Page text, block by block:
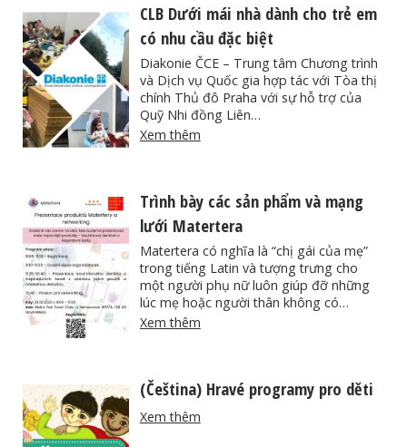
CLB Dưới mái nhà dành cho trẻ em
có nhu cầu đặc biệt
Diakonie ČCE – Trung tâm Chương trình
và Dịch vụ Quốc gia hợp tác với Tòa thị
chính Thủ đô Praha với sự hỗ trợ của
Quỹ Nhi đồng Liên…
Xem thêm
Trình bày các sản phẩm và mạng
lưới Matertera
Matertera có nghĩa là “chị gái của mẹ”
trong tiếng Latin và tượng trưng cho
một người phụ nữ luôn giúp đỡ những
lúc mẹ hoặc người thân không có…
Xem thêm
(Čeština) Hravé programy pro děti
Xem thêm